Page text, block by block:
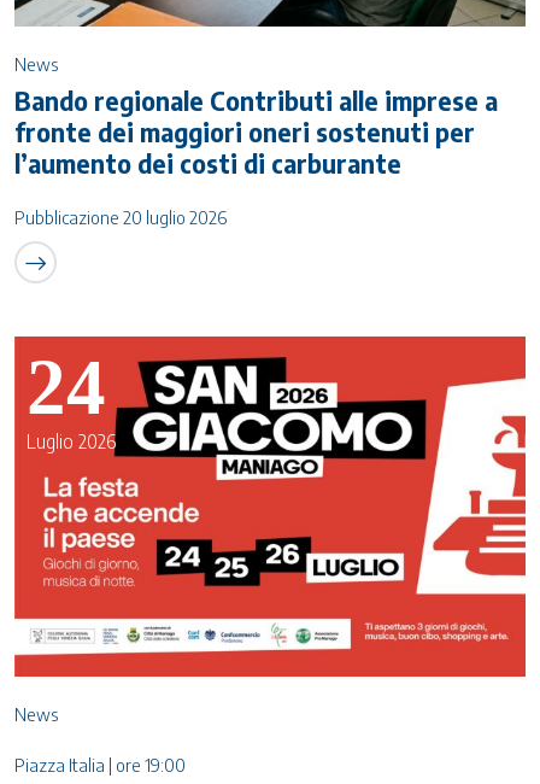
News
Bando regionale Contributi alle imprese a
fronte dei maggiori oneri sostenuti per
l’aumento dei costi di carburante
Pubblicazione 20 luglio 2026
24
Luglio 2026
News
Piazza Italia | ore 19:00